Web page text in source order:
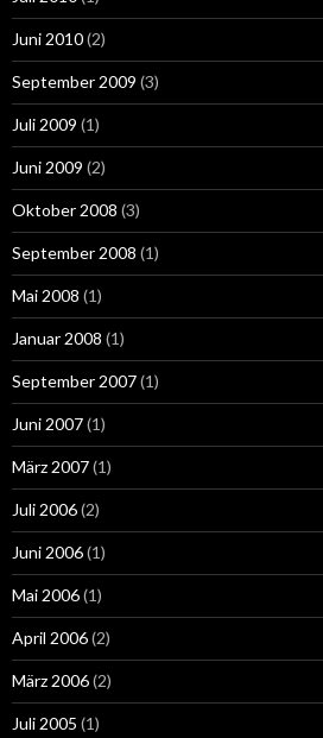
Juni 2010(2)
September 2009 (3)
Juli 2009 (1)
Juni 2009 (2)
Oktober 2008 (3)
September 2008 (1)
Mai 2008 (1)
Januar 2008 (1)
September 2007(1)
Juni 2007(1)
März 2007(1)
Juli 2006(2)
Juni 2006(1)
Mai 2006(1)
April 2006(2)
März 2006(2)
Juli 2005 (1)